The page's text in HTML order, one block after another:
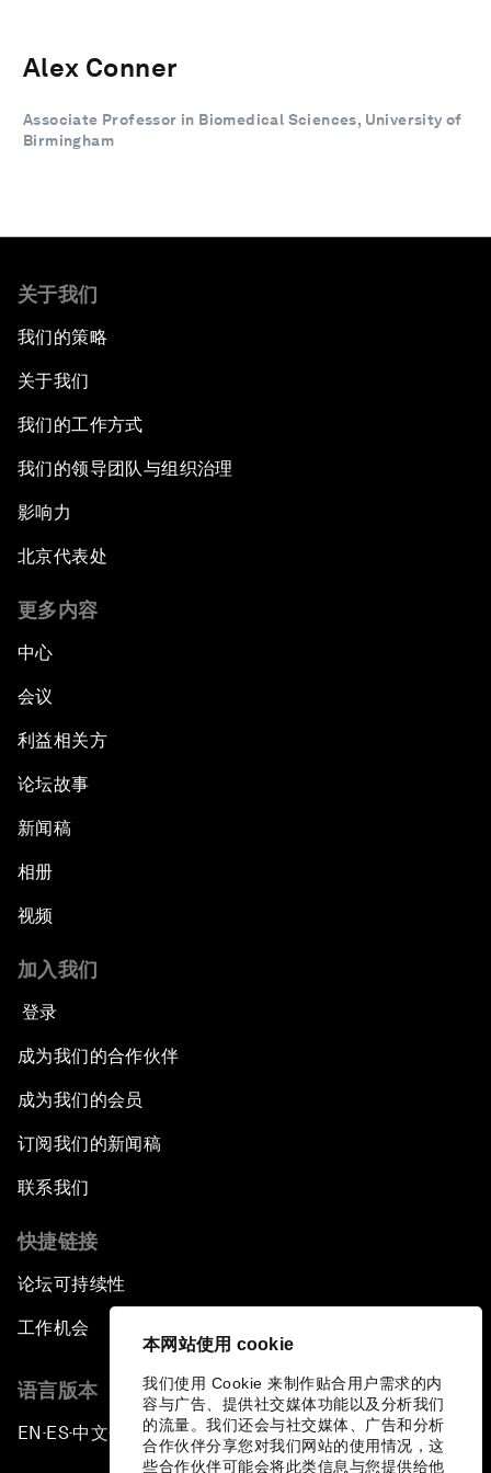
本网站使用 cookie
我们使用 Cookie 来制作贴合用户需求的内
容与广告、提供社交媒体功能以及分析我们
的流量。我们还会与社交媒体、广告和分析
合作伙伴分享您对我们网站的使用情况，这
些合作伙伴可能会将此类信息与您提供给他
Alex Conner
Associate Professor in Biomedical Sciences, University of
Birmingham
关于我们
我们的策略
关于我们
我们的工作方式
我们的领导团队与组织治理
影响力
北京代表处
更多内容
中心
会议
利益相关方
论坛故事
新闻稿
相册
视频
加入我们
登录
成为我们的合作伙伴
成为我们的会员
订阅我们的新闻稿
联系我们
快捷链接
论坛可持续性
工作机会
语言版本
EN ▪ES▪中文▪ 日本語